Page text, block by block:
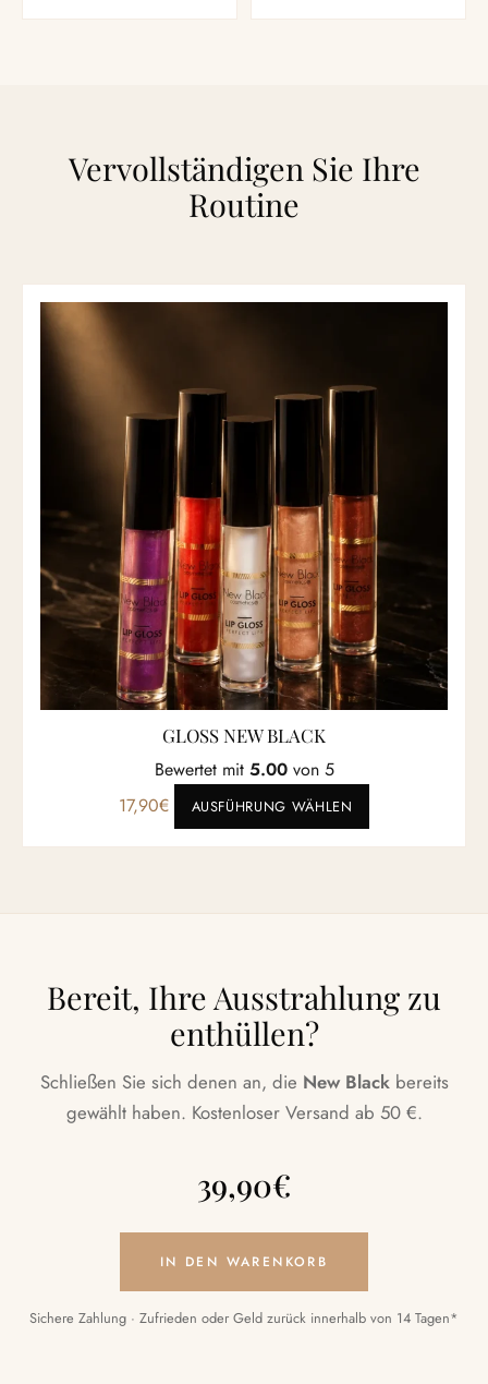
Vervollständigen Sie Ihre
Routine
GLOSS NEW BLACK
Bewertet mit 5.00von 5
17,90€ AUSFÜHRUNG WÄHLEN
Bereit, Ihre Ausstrahlung zu
enthüllen?
Schließen Sie sich denen an, die New Blackbereits
gewählt haben. Kostenloser Versand ab 50 €.
39,90€
IN DEN WARENKORB
Sichere Zahlung · Zufrieden oder Geld zurück innerhalb von 14 Tagen*